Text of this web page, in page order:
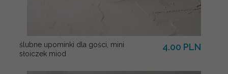
ślubne upominki dla gości, mini
słoiczek miod
4.00 PLN